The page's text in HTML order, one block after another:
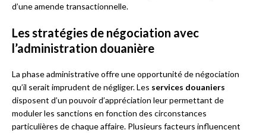
d’une amende transactionnelle.
Les stratégies de négociation avec
l’administration douanière
La phase administrative offre une opportunité de négociation
qu’il serait imprudent de négliger. Les services douaniers
disposent d’un pouvoir d’appréciation leur permettant de
moduler les sanctions en fonction des circonstances
particulières de chaque affaire. Plusieurs facteurs influencent